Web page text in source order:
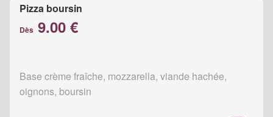
Pizza boursin
Dès 9.00 €
Base crème fraîche, mozzarella, viande hachée,
oignons, boursin